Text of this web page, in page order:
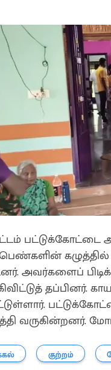
பட்டுக்கோட்டை
பெண்களின்
அவர்களைப்
வருகின்றனர்.
குற்றம்